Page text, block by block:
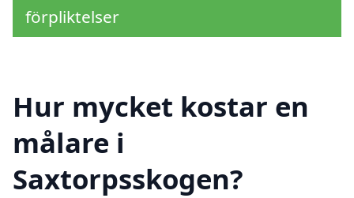
förpliktelser
Hur mycket kostar en
målare i
Saxtorpsskogen?